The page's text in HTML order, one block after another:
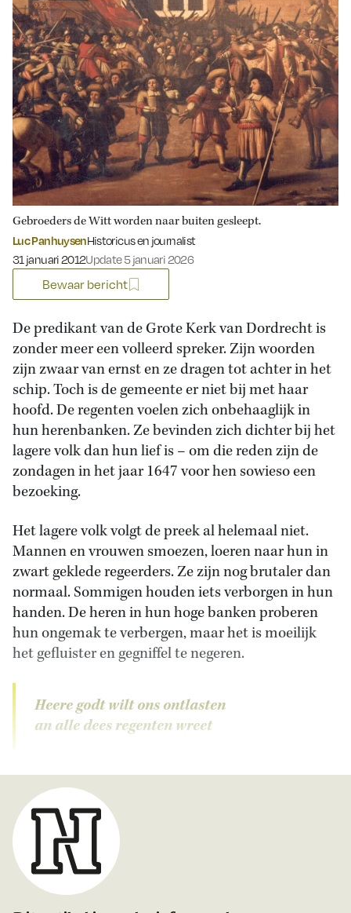
Gebroeders de Witt worden naar buiten gesleept.
Luc PanhuysenHistoricus en journalist
Gepubliceerd op:
31 januari 2012Update 5 januari 2026
Bewaar bericht
De predikant van de Grote Kerk van Dordrecht is
zonder meer een volleerd spreker. Zijn woorden
zijn zwaar van ernst en ze dragen tot achter in het
schip. Toch is de gemeente er niet bij met haar
hoofd. De regenten voelen zich onbehaaglijk in
hun herenbanken. Ze bevinden zich dichter bij het
lagere volk dan hun lief is – om die reden zijn de
zondagen in het jaar 1647 voor hen sowieso een
bezoeking.
Het lagere volk volgt de preek al helemaal niet.
Mannen en vrouwen smoezen, loeren naar hun in
zwart geklede regeerders. Ze zijn nog brutaler dan
normaal. Sommigen houden iets verborgen in hun
handen. De heren in hun hoge banken proberen
hun ongemak te verbergen, maar het is moeilijk
het gefluister en gegniffel te negeren.
Heere godt wilt ons ontlasten
an alle dees regenten wreet